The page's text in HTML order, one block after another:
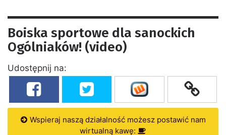
Boiska sportowe dla sanockich
Ogólniaków! (video)
Udostępnij na:
Wspieraj naszą działalność możesz postawić nam
wirtualną kawę: